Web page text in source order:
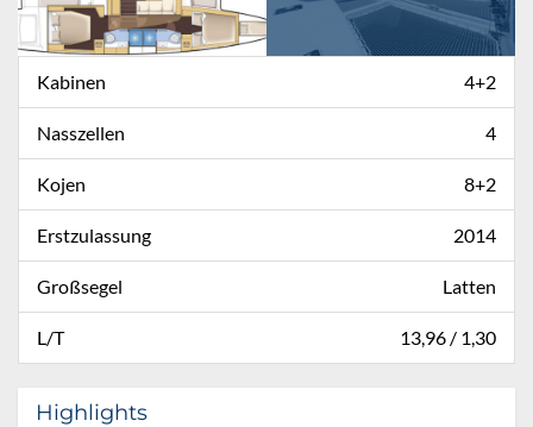
Kabinen 4+2
Nasszellen 4
Kojen 8+2
Erstzulassung 2014
Großsegel Latten
L/T 13,96 / 1,30
Highlights